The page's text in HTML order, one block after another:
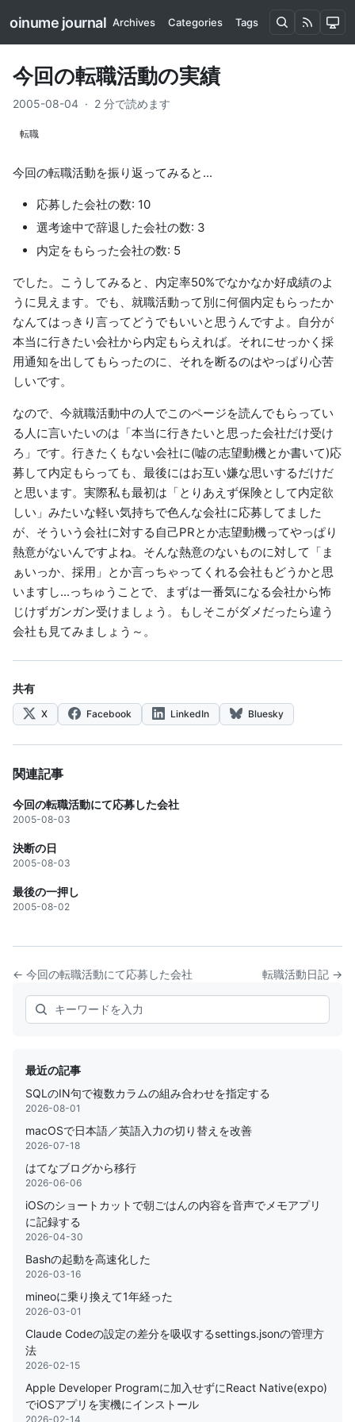
oinume journal Archives Categories Tags
今回の転職活動の実績
2005-08-04 · 2 分で読めます
転職
今回の転職活動を振り返ってみると...
応募した会社の数: 10
選考途中で辞退した会社の数: 3
内定をもらった会社の数: 5
でした。こうしてみると、内定率50%でなかなか好成績のよ
うに見えます。でも、就職活動って別に何個内定もらったか
なんてはっきり言ってどうでもいいと思うんですよ。自分が
本当に行きたい会社から内定もらえれば。それにせっかく採
用通知を出してもらったのに、それを断るのはやっぱり心苦
しいです。
なので、今就職活動中の人でこのページを読んでもらってい
る人に言いたいのは「本当に行きたいと思った会社だけ受け
ろ」です。行きたくもない会社に(嘘の志望動機とか書いて)応
募して内定もらっても、最後にはお互い嫌な思いするだけだ
と思います。実際私も最初は「とりあえず保険として内定欲
しい」みたいな軽い気持ちで色んな会社に応募してました
が、そういう会社に対する自己PRとか志望動機ってやっぱり
熱意がないんですよね。そんな熱意のないものに対して「ま
ぁいっか、採用」とか言っちゃってくれる会社もどうかと思
いますし...っちゅうことで、まずは一番気になる会社から怖
じけずガンガン受けましょう。もしそこがダメだったら違う
会社も見てみましょう～。
共有
X Facebook LinkedIn Bluesky
関連記事
今回の転職活動にて応募した会社
2005-08-03
決断の日
2005-08-03
最後の一押し
2005-08-02
← 今回の転職活動にて応募した会社 転職活動日記 →
Search
最近の記事
SQLのIN句で複数カラムの組み合わせを指定する
2026-08-01
macOSで日本語／英語入力の切り替えを改善
2026-07-18
はてなブログから移行
2026-06-06
iOSのショートカットで朝ごはんの内容を音声でメモアプリ
に記録する
2026-04-30
Bashの起動を高速化した
2026-03-16
mineoに乗り換えて1年経った
2026-03-01
Claude Codeの設定の差分を吸収するsettings.jsonの管理方
法
2026-02-15
Apple Developer Programに加入せずにReact Native(expo)
でiOSアプリを実機にインストール
2026-02-14